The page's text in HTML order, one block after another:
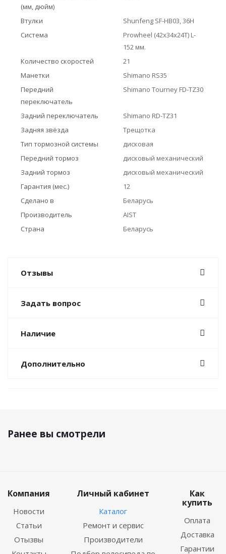
(мм, дюйм)
Втулки
Shunfeng SF-HB03, 36H
Система
Prowheel (42x34x24T) L-
152 мм.
Количество скоростей
21
Манетки
Shimano RS35
Передний
переключатель
Shimano Tourney FD-TZ30
Задний переключатель
Shimano RD-TZ31
Задняя звёзда
Трещотка
Тип тормозной системы
дисковая
Передний тормоз
дисковый механический
Задний тормоз
дисковый механический
Гарантия (мес.)
12
Сделано в
Беларусь
Производитель
AIST
Страна
Беларусь
Отзывы
Задать вопрос
Наличие
Дополнительно
Ранее вы смотрели
Компания
Новости
Статьи
Отызвы
Личный кабинет
Каталог
Ремонт и сервис
Производители
Как
купить
Оплата
Доставка
Гарантии